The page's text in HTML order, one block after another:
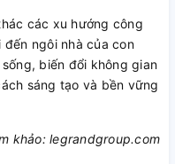
các xu hướng công
ngôi nhà của con
biến đổi không gian
sáng tạo và bền vững
khảo: legrandgroup.com